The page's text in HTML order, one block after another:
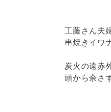
工藤さん夫
串焼きイワ
炭火の遠赤
頭から余さ